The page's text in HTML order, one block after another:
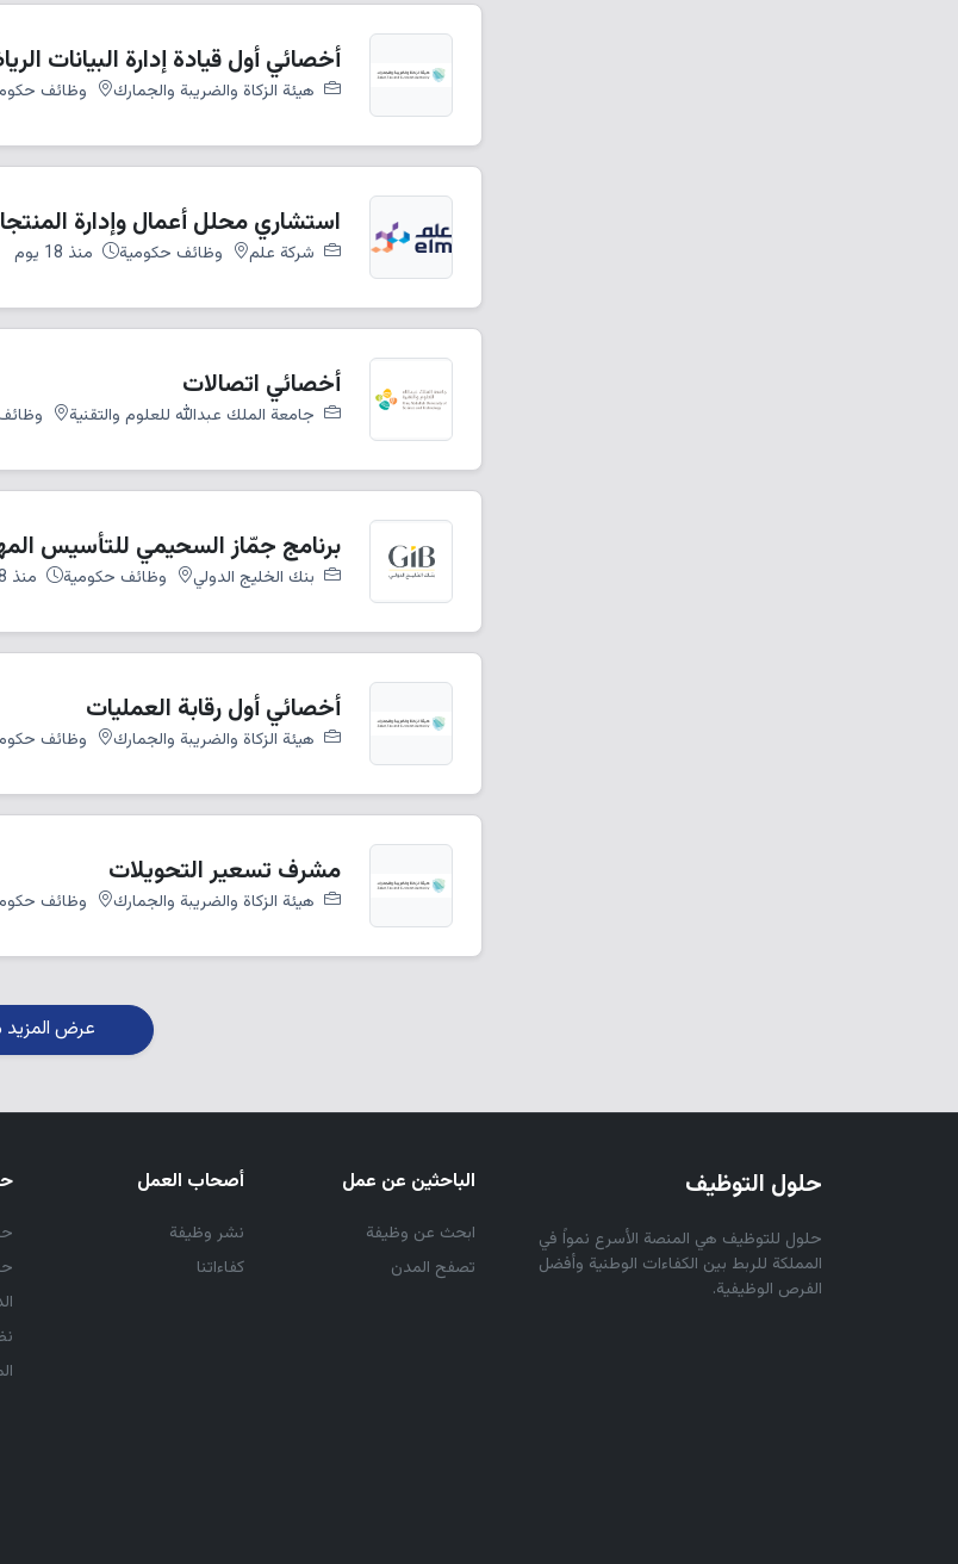
أخصائي أول قيادة إدارة البيانات
هيئة الزكاة والضريبة والجمارك وظائف
استشاري محلل أعمال وإدارة
شركة علم وظائف حكومية منذ 18 يوم
أخصائي اتصالات
جامعة الملك عبدالله للعلوم والتقنية
برنامج جمّاز السحيمي للتأسيس المهني 2026
بنك الخليج الدولي وظائف حكومية منذ 18 يوم
أخصائي أول رقابة العمليات
هيئة الزكاة والضريبة والجمارك وظائف
مشرف تسعير التحويلات
هيئة الزكاة والضريبة والجمارك وظائف
عرض
حلول التوظيف
حلول للتوظيف هي المنصة الأسرع نمواً في
المملكة للربط بين الكفاءات الوطنية وأفضل
الفرص الوظيفية.
الباحثين عن عمل
ابحث عن وظيفة
تصفح المدن
أصحاب العمل
نشر وظيفة
كفاءاتنا